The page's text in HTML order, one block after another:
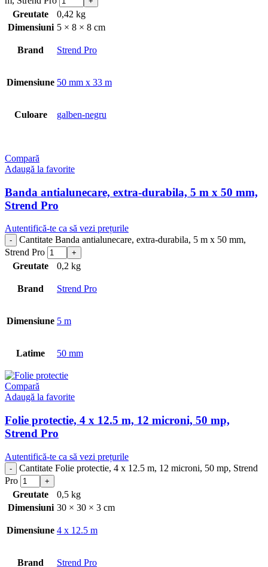
Greutate
0,42 kg
Dimensiuni 5 × 8 × 8 cm
Brand Strend Pro
Dimensiune 50 mm x 33 m
Culoare galben-negru
Compară
Adaugă la favorite
Banda antialunecare, extra-durabila, 5 m x 50 mm,
Strend Pro
Autentifică-te ca să vezi prețurile
Cantitate Banda antialunecare, extra-durabila, 5 m x 50 mm,
Strend Pro
Greutate
0,2 kg
Brand Strend Pro
Dimensiune 5 m
Latime 50 mm
Compară
Adaugă la favorite
Folie protectie, 4 x 12.5 m, 12 microni, 50 mp,
Strend Pro
Autentifică-te ca să vezi prețurile
Cantitate Folie protectie, 4 x 12.5 m, 12 microni, 50 mp, Strend
Pro
Greutate
0,5 kg
Dimensiuni 30 × 30 × 3 cm
Dimensiune 4 x 12.5 m
Brand Strend Pro